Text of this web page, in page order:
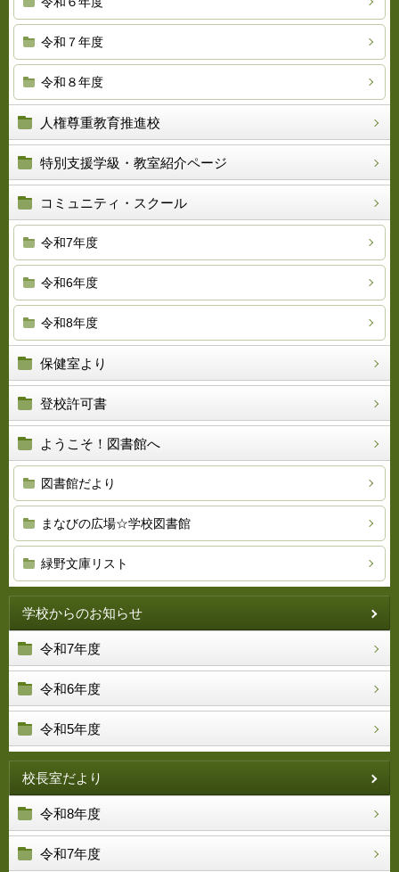
令和７年度
令和８年度
人権尊重教育推進校
特別支援学級・教室紹介ページ
コミュニティ・スクール
令和7年度
令和6年度
令和8年度
保健室より
登校許可書
ようこそ！図書館へ
図書館だより
まなびの広場☆学校図書館
緑野文庫リスト
学校からのお知らせ
令和7年度
令和6年度
令和5年度
校長室だより
令和8年度
令和7年度